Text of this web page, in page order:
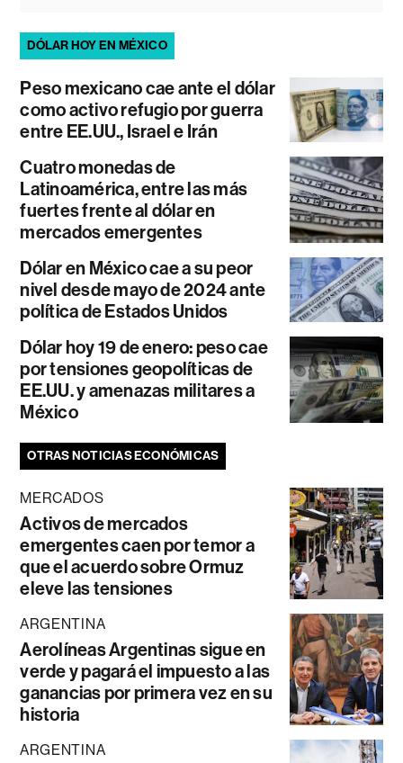
DÓLAR HOY EN MÉXICO
Peso mexicano cae ante el dólar
como activo refugio por guerra
entre EE.UU., Israel e Irán
Cuatro monedas de
Latinoamérica, entre las más
fuertes frente al dólar en
mercados emergentes
Dólar en México cae a su peor
nivel desde mayo de 2024 ante
política de Estados Unidos
Dólar hoy 19 de enero: peso cae
por tensiones geopolíticas de
EE.UU. y amenazas militares a
México
OTRAS NOTICIAS ECONÓMICAS
MERCADOS
Activos de mercados
emergentes caen por temor a
que el acuerdo sobre Ormuz
eleve las tensiones
ARGENTINA
Aerolíneas Argentinas sigue en
verde y pagará el impuesto a las
ganancias por primera vez en su
historia
ARGENTINA